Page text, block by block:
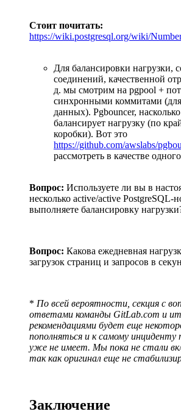
Стоит почитать:
https://wiki.postgresql.org/wiki/
Для балансировки нагрузки,
соединений, качественной
д. мы смотрим на pgpool +
синхронными коммитами (для
данных). Pgbouncer,
балансирует нагрузку (по
коробки). Вот это
https://github.com/awslabs/
рассмотреть в качестве
Вопрос: Используете ли вы в
несколько active/active PostgreSQL-
выполняете балансировку
Вопрос: Какова ежедневная
загрузок страниц и запросов в
* По всей вероятности, секция с
ответами команды GitLab.com и
рекомендациями будет еще
пополняться и к самому
уже не имеет. Мы пока не стали
так как оригинал еще не
Заключение